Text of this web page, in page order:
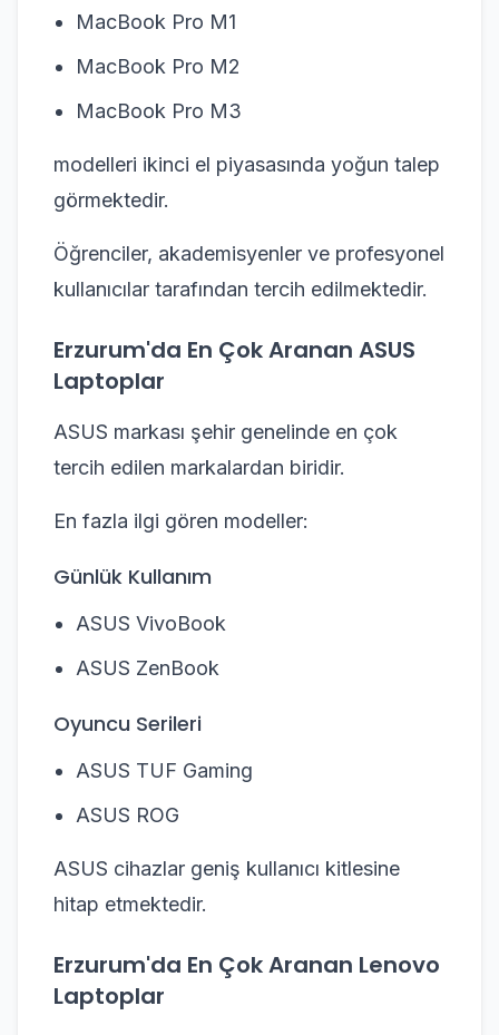
MacBook Pro M1
MacBook Pro M2
MacBook Pro M3
modelleri ikinci el piyasasında yoğun talep
görmektedir.
Öğrenciler, akademisyenler ve profesyonel
kullanıcılar tarafından tercih edilmektedir.
Erzurum'da En Çok Aranan ASUS
Laptoplar
ASUS markası şehir genelinde en çok
tercih edilen markalardan biridir.
En fazla ilgi gören modeller:
Günlük Kullanım
ASUS VivoBook
ASUS ZenBook
Oyuncu Serileri
ASUS TUF Gaming
ASUS ROG
ASUS cihazlar geniş kullanıcı kitlesine
hitap etmektedir.
Erzurum'da En Çok Aranan Lenovo
Laptoplar